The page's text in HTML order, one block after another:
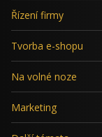
Řízení firmy
Tvorba e-shopu
Na volné noze
Marketing